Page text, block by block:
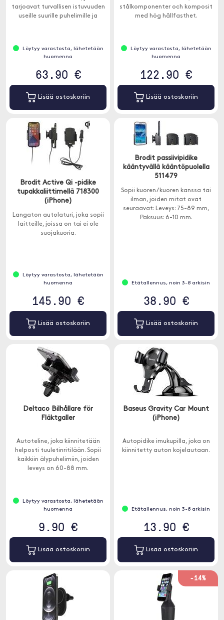
tarjoavat turvallisen istuvuuden
useille suurille puhelimille ja
Löytyy varastosta, lähetetään
huomenna
63.90 €
Lisää ostoskoriin
stålkomponenter och komposit
med hög hållfasthet.
Löytyy varastosta, lähetetään
huomenna
122.90 €
Lisää ostoskoriin
Brodit Active Qi -pidike
tupakkaliittimellä 718300
(iPhone)
Langaton autolaturi, joka sopii
laitteille, joissa on tai ei ole
suojakuoria.
Löytyy varastosta, lähetetään
huomenna
145.90 €
Lisää ostoskoriin
Brodit passiivipidike
kääntyvällä kääntöpuolella
511479
Sopii kuoren / kuoren kanssa tai
ilman, joiden mitat ovat
seuraavat: Leveys: 75-89 mm,
Paksuus: 6-10 mm.
Etätallennus, noin 3-8 arkisin
38.90 €
Lisää ostoskoriin
Deltaco Bilhållare för
Fläktgaller
Autoteline, joka kiinnitetään
helposti tuuletinritilään. Sopii
kaikkiin älypuhelimiin, joiden
leveys on 60-88 mm.
Löytyy varastosta, lähetetään
huomenna
9.90 €
Lisää ostoskoriin
Baseus Gravity Car Mount
(iPhone)
Autopidike imukupilla, joka on
kiinnitetty auton kojelautaan.
Etätallennus, noin 3-8 arkisin
13.90 €
Lisää ostoskoriin
-14%